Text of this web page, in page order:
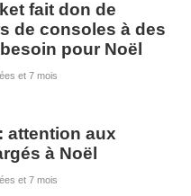
fait don de
de consoles à des
pour Noël
et 7 mois
attention aux
à Noël
et 7 mois